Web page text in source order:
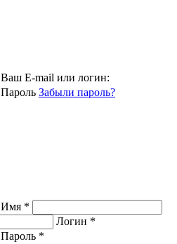
Ваш E-mail или логин:
Пароль Забыли пароль?
Имя *
Логин *
Пароль *